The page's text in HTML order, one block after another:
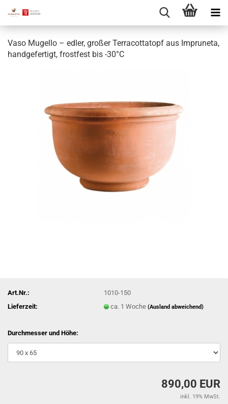
Vaso Mugello – edler, großer Terracottatopf aus Impruneta,
handgefertigt, frostfest bis -30°C
Art.Nr.:
1010-150
Lieferzeit:
ca. 1 Woche(Ausland abweichend)
Durchmesser und Höhe:
890,00 EUR
inkl. 19% MwSt.